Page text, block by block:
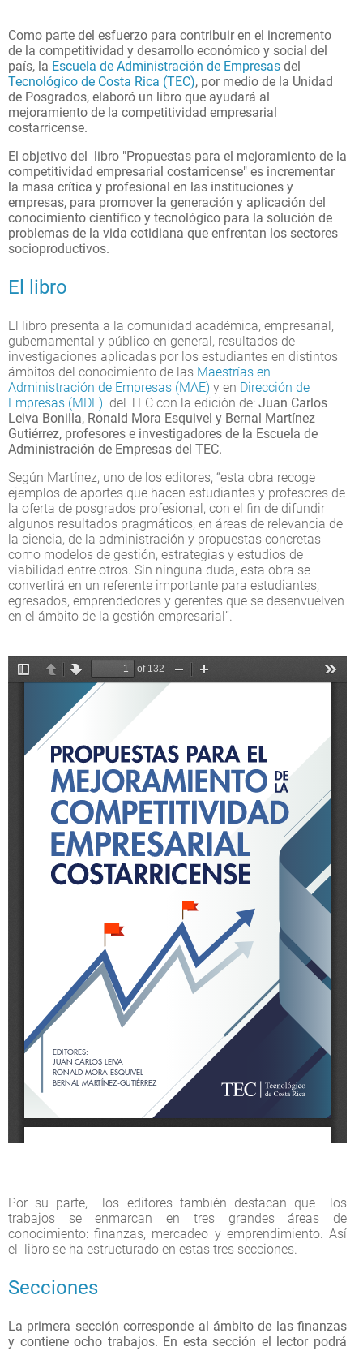
Como parte del esfuerzo para contribuir en el incremento
de la competitividad y desarrollo económico y social del
país, la Escuela de Administración de Empresas del
Tecnológico de Costa Rica (TEC), por medio de la Unidad
de Posgrados, elaboró un libro que ayudará al
mejoramiento de la competitividad empresarial
costarricense.
El objetivo del libro "Propuestas para el mejoramiento de la
competitividad empresarial costarricense" es incrementar
la masa crítica y profesional en las instituciones y
empresas, para promover la generación y aplicación del
conocimiento científico y tecnológico para la solución de
problemas de la vida cotidiana que enfrentan los sectores
socioproductivos.
El libro
El libro presenta a la comunidad académica, empresarial,
gubernamental y público en general, resultados de
investigaciones aplicadas por los estudiantes en distintos
ámbitos del conocimiento de las Maestrías en
Administración de Empresas (MAE) y en Dirección de
Empresas (MDE) del TEC con la edición de: Juan Carlos
Leiva Bonilla, Ronald Mora Esquivel y Bernal Martínez
Gutiérrez, profesores e investigadores de la Escuela de
Administración de Empresas del TEC.
Según Martínez, uno de los editores, “esta obra recoge
ejemplos de aportes que hacen estudiantes y profesores de
la oferta de posgrados profesional, con el fin de difundir
algunos resultados pragmáticos, en áreas de relevancia de
la ciencia, de la administración y propuestas concretas
como modelos de gestión, estrategias y estudios de
viabilidad entre otros. Sin ninguna duda, esta obra se
convertirá en un referente importante para estudiantes,
egresados, emprendedores y gerentes que se desenvuelven
en el ámbito de la gestión empresarial”.
Por su parte, los editores también destacan que los
trabajos se enmarcan en tres grandes áreas de
conocimiento: finanzas, mercadeo y emprendimiento. Así
el libro se ha estructurado en estas tres secciones.
Secciones
La primera sección corresponde al ámbito de las finanzas
y contiene ocho trabajos. En esta sección el lector podrá